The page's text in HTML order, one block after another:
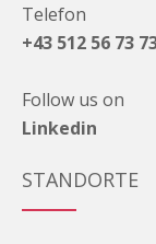
Telefon
+43 512 56 73
Follow us on
Linkedin
STANDORTE